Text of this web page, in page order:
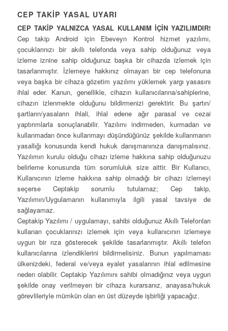
CEP TAKİP YASAL UYARI
CEP TAKİP YALNIZCA YASAL KULLANIM İÇİN YAZILIMDIR!
Cep takip Android için Ebeveyn Kontrol hizmet yazılımı,
çocuklarınızı bir akıllı telefonda veya sahip olduğunuz veya
izleme iznine sahip olduğunuz başka bir cihazda izlemek için
tasarlanmıştır. İzlemeye hakkınız olmayan bir cep telefonuna
veya başka bir cihaza gözetim yazılımı yüklemek yargı yasasını
ihlal eder. Kanun, genellikle, cihazın kullanıcılarına/sahiplerine,
cihazın izlenmekte olduğunu bildirmenizi gerektirir. Bu şartın/
şartların/yasaların ihlali, ihlal edene ağır parasal ve cezai
yaptırımlarla sonuçlanabilir. Yazılımı indirmeden, kurmadan ve
kullanmadan önce kullanmayı düşündüğünüz şekilde kullanmanın
yasallığı konusunda kendi hukuk danışmanınıza danışmalısınız.
Yazılımın kurulu olduğu cihazı izleme hakkına sahip olduğunuzu
belirleme konusunda tüm sorumluluk size aittir. Bir Kullanıcı,
Kullanıcının izleme hakkına sahip olmadığı bir cihazı izlemeyi
seçerse Ceptakip sorumlu tutulamaz; Cep takip,
Yazılımın/Uygulamanın kullanımıyla ilgili yasal tavsiye de
sağlayamaz.
Ceptakip Yazılımı / uygulamayı, sahibi olduğunuz Akıllı Telefonları
kullanan çocuklarınızı izlemek için veya kullanıcının izlemeye
uygun bir rıza gösterecek şekilde tasarlanmıştır. Akıllı telefon
kullanıcılarına izlendiklerini bildirmelisiniz. Bunun yapılmaması
ülkenizdeki, federal ve/veya eyalet yasalarının ihlal edilmesine
neden olabilir. Ceptakip Yazılımını sahibi olmadığınız veya uygun
şekilde onay verilmeyen bir cihaza kurarsanız, anayasa/hukuk
görevlileriyle mümkün olan en üst düzeyde işbirliği yapacağız.